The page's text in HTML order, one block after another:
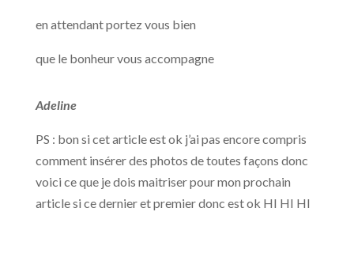
en attendant portez vous bien
que le bonheur vous accompagne
Adeline
PS : bon si cet article est ok j’ai pas encore compris
comment insérer des photos de toutes façons donc
voici ce que je dois maitriser pour mon prochain
article si ce dernier et premier donc est ok HI HI HI